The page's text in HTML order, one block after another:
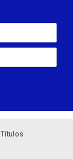
Títulos